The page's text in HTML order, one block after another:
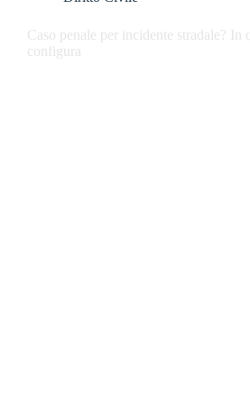
Caso penale per incidente stradale? In
configura